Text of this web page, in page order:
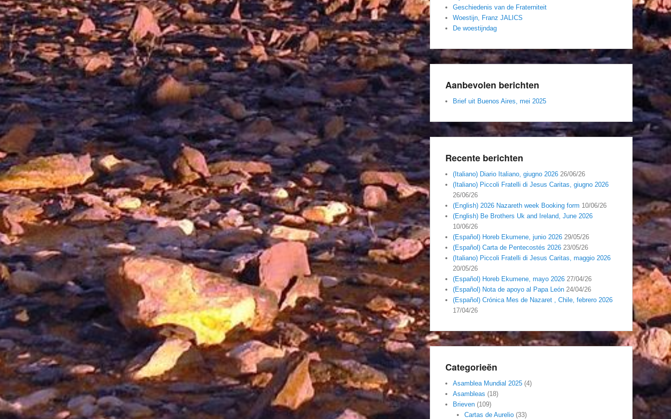
Geschiedenis van de Fraterniteit
Woestijn, Franz JALICS
De woestijndag
Aanbevolen berichten
Brief uit Buenos Aires, mei 2025
Recente berichten
(Italiano) Diario Italiano, giugno 2026 26/06/26
(Italiano) Piccoli Fratelli di Jesus Caritas, giugno 2026
26/06/26
(English) 2026 Nazareth week Booking form 10/06/26
(English) Be Brothers Uk and Ireland, June 2026
10/06/26
(Español) Horeb Ekumene, junio 2026 29/05/26
(Español) Carta de Pentecostés 2026 23/05/26
(Italiano) Piccoli Fratelli di Jesus Caritas, maggio 2026
20/05/26
(Español) Horeb Ekumene, mayo 2026 27/04/26
(Español) Nota de apoyo al Papa León 24/04/26
(Español) Crónica Mes de Nazaret , Chile, febrero 2026
17/04/26
Categorieën
Asamblea Mundial 2025 (4)
Asambleas (18)
Brieven (109)
Cartas de Aurelio(33)